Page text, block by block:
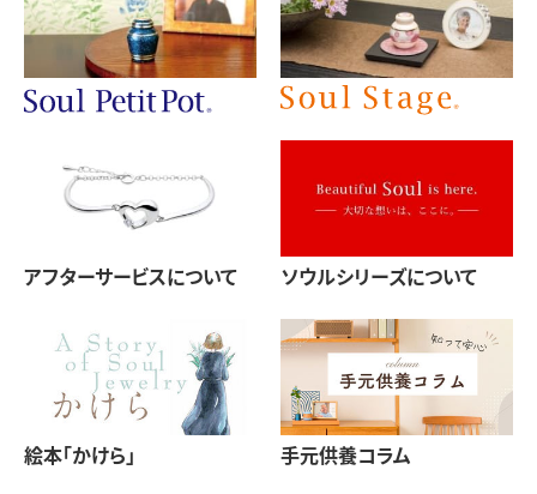
アフターサービスについて ソウルシリーズについて
絵本「かけら」 手元供養コラム